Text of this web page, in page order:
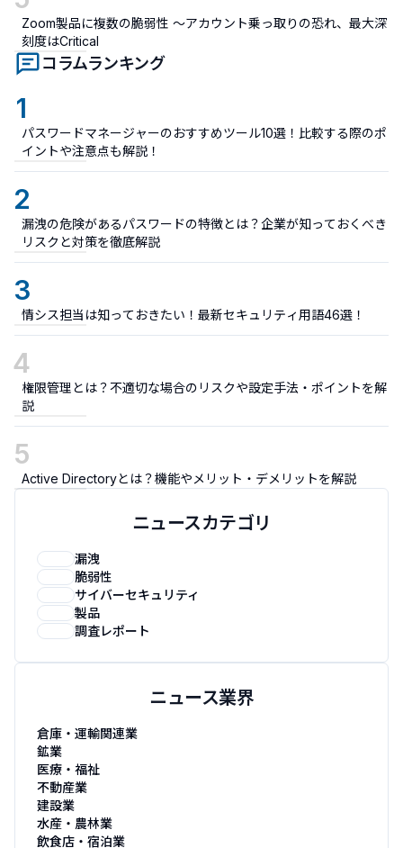
Zoom製品に複数の脆弱性 ～アカウント乗っ取りの恐れ、最大深
刻度はCritical
コラムランキング
1
パスワードマネージャーのおすすめツール10選！比較する際のポ
イントや注意点も解説！
2
漏洩の危険があるパスワードの特徴とは？企業が知っておくべき
リスクと対策を徹底解説
3
情シス担当は知っておきたい！最新セキュリティ用語46選！
4
権限管理とは？不適切な場合のリスクや設定手法・ポイントを解
説
5
Active Directoryとは？機能やメリット・デメリットを解説
ニュースカテゴリ
漏洩
脆弱性
サイバーセキュリティ
製品
調査レポート
ニュース業界
倉庫・運輸関連業
鉱業
医療・福祉
不動産業
建設業
水産・農林業
飲食店・宿泊業